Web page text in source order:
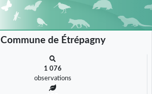
Commune de Étrépagny
1 076
observations